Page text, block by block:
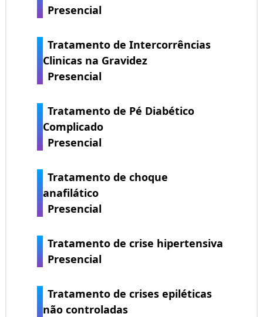
Presencial
Tratamento de Intercorrências
Clinicas na Gravidez
Presencial
Tratamento de Pé Diabético
Complicado
Presencial
Tratamento de choque
anafilático
Presencial
Tratamento de crise hipertensiva
Presencial
Tratamento de crises epiléticas
não controladas